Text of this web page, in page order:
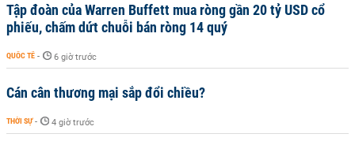
Tập đoàn của Warren Buffett mua ròng gần 20 tỷ USD cổ
phiếu, chấm dứt chuỗi bán ròng 14 quý
QUỐC TẾ - 6 giờ trước
Cán cân thương mại sắp đổi chiều?
THỜI SỰ - 4 giờ trước